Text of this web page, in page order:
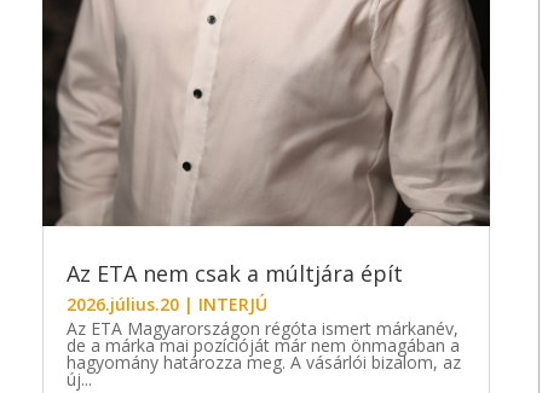
Az ETA nem csak a múltjára épít
2026.július.20 | INTERJÚ
Az ETA Magyarországon régóta ismert márkanév,
de a márka mai pozícióját már nem önmagában a
hagyomány határozza meg. A vásárlói bizalom, az
új...